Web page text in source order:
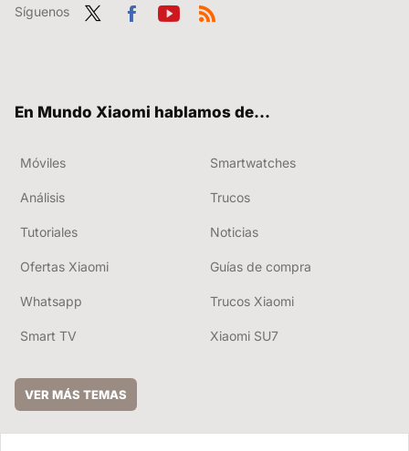
Síguenos
En Mundo Xiaomi hablamos de...
Móviles Smartwatches
Análisis Trucos
Tutoriales Noticias
Ofertas Xiaomi Guías de compra
Whatsapp Trucos Xiaomi
Smart TV Xiaomi SU7
VER MÁS TEMAS